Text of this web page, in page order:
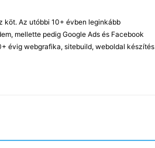
köt. Az utóbbi 10+ évben leginkább
mellette pedig Google Ads és Facebook
évig webgrafika, sitebuild, weboldal készítés